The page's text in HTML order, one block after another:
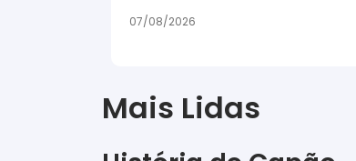
07/08/2026
Mais Lidas